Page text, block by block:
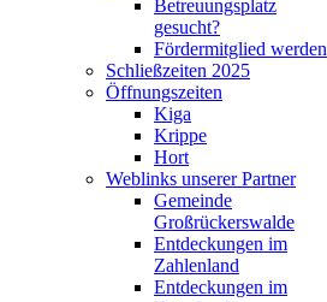
Betreuungsplatz
gesucht?
Fördermitglied werden
Schließzeiten 2025
Öffnungszeiten
Kiga
Krippe
Hort
Weblinks unserer Partner
Gemeinde
Großrückerswalde
Entdeckungen im
Zahlenland
Entdeckungen im